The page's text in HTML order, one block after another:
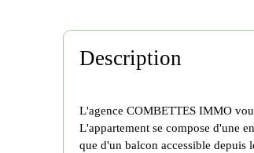
Description
L'agence COMBETTES IMMO
L'appartement se compose d'une
que d'un balcon accessible depuis